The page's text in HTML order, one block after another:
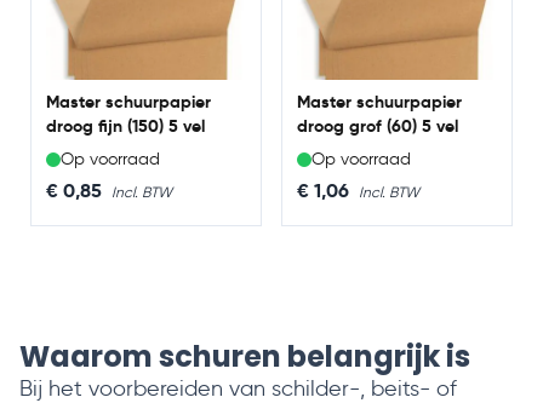
Master schuurpapier
droog fijn (150) 5 vel
Op voorraad
€ 0,85
Master schuurpapier
droog grof (60) 5 vel
Op voorraad
€ 1,06
Waarom schuren belangrijk is
Bij het voorbereiden van schilder-, beits- of